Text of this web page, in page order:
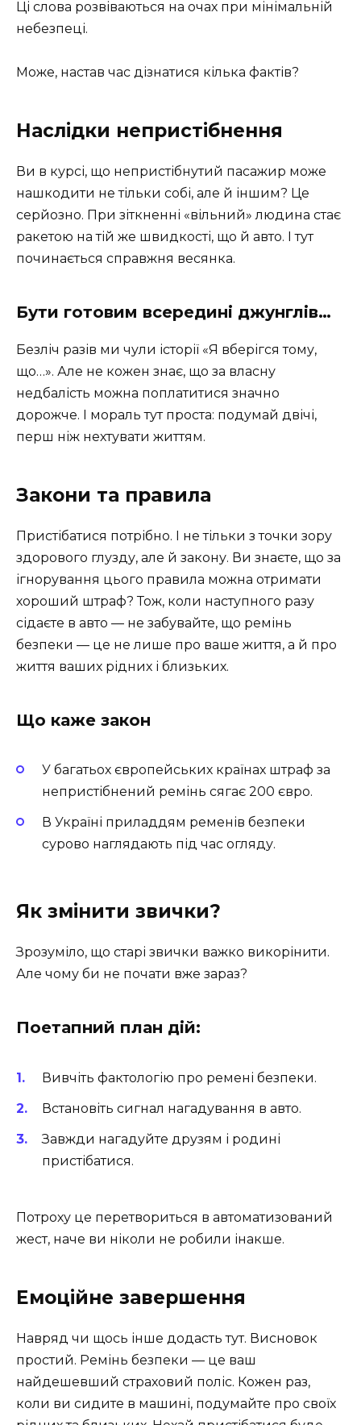
Ці слова розвіваються на очах при мінімальній
небезпеці.
Може, настав час дізнатися кілька фактів?
Наслідки непристібнення
Ви в курсі, що непристібнутий пасажир може
нашкодити не тільки собі, але й іншим? Це
серйозно. При зіткненні «вільний» людина стає
ракетою на тій же швидкості, що й авто. І тут
починається справжня весянка.
Бути готовим всередині джунглів…
Безліч разів ми чули історії «Я вберігся тому,
що…». Але не кожен знає, що за власну
недбалість можна поплатитися значно
дорожче. І мораль тут проста: подумай двічі,
перш ніж нехтувати життям.
Закони та правила
Пристібатися потрібно. І не тільки з точки зору
здорового глузду, але й закону. Ви знаєте, що за
ігнорування цього правила можна отримати
хороший штраф? Тож, коли наступного разу
сідаєте в авто — не забувайте, що ремінь
безпеки — це не лише про ваше життя, а й про
життя ваших рідних і близьких.
Що каже закон
У багатьох європейських країнах штраф за
непристібнений ремінь сягає 200 євро.
В Україні приладдям ременів безпеки
сурово наглядають під час огляду.
Як змінити звички?
Зрозуміло, що старі звички важко викорінити.
Але чому би не почати вже зараз?
Поетапний план дій:
Вивчіть фактологію про ремені безпеки.
Встановіть сигнал нагадування в авто.
Завжди нагадуйте друзям і родині
пристібатися.
Потроху це перетвориться в автоматизований
жест, наче ви ніколи не робили інакше.
Емоційне завершення
Навряд чи щось інше додасть тут. Висновок
простий. Ремінь безпеки — це ваш
найдешевший страховий поліс. Кожен раз,
коли ви сидите в машині, подумайте про своїх